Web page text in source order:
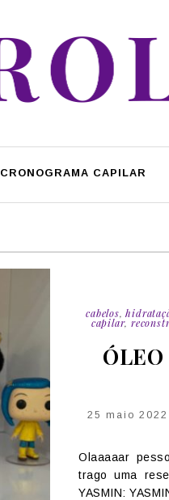
CRONOGRAMA CAPILAR
cabelos,
capilar,
25 maio
Olaaaaar
trago uma
YASMIN: